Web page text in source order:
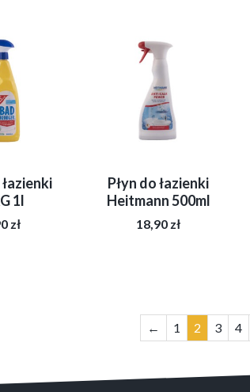
1l
zł
Płyn do łazienki
Heitmann 500ml
18,90 zł
← 1 2 3 4